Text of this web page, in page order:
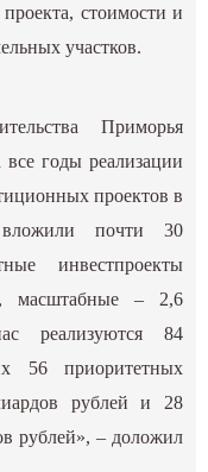
стоимости и
участков.
Приморья
годы реализации
проектов в
вложили почти 30
инвестпроекты
масштабные – 2,6
реализуются 84
56 приоритетных
рублей и 28
рублей», – доложил